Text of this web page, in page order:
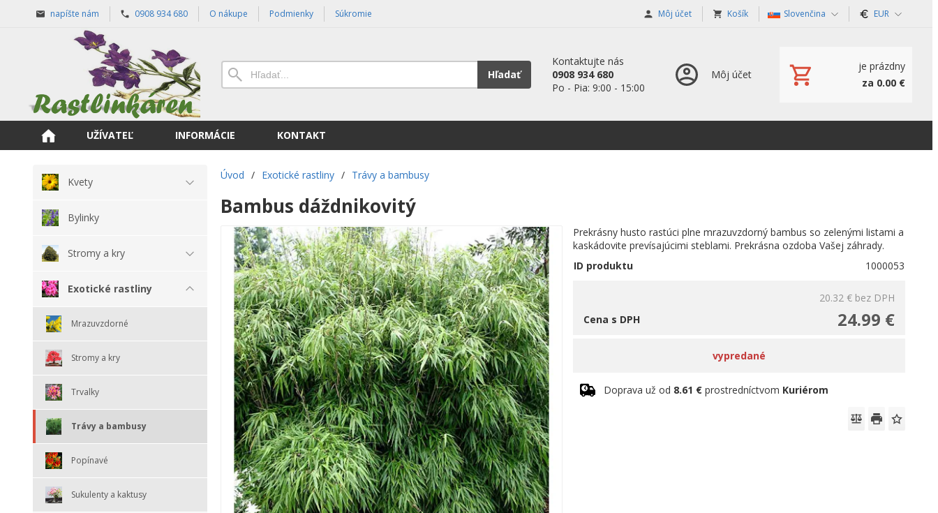
napíšte nám 0908 934 680 O nákupe Podmienky Súkromie Môj účet Košík Slovenčina EUR
Hľadať
Kontaktujte nás
0908 934 680
Po - Pia: 9:00 - 15:00
Môj účet
je prázdny
za 0.00 €
UŽÍVATEĽ INFORMÁCIE KONTAKT
Kvety
Bylinky
Stromy a kry
Exotické rastliny
Mrazuvzdorné
Stromy a kry
Trvalky
Trávy a bambusy
Popínavé
Sukulenty a kaktusy
Úvod / Exotické rastliny / Trávy a bambusy
Bambus dáždnikovitý
Prekrásny husto rastúci plne mrazuvzdorný bambus so zelenými listami a
kaskádovite prevísajúcimi steblami. Prekrásna ozdoba Vašej záhrady.
ID produktu
1000053
20.32 € bez DPH
24.99 €
Cena s DPH
vypredané
Doprava už od 8.61 € prostredníctvom Kuriérom